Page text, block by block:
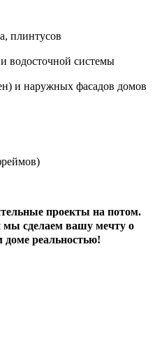
плинтусов
водосточной системы
и наружных фасадов домов
проекты на потом.
мы сделаем вашу мечту о
реальностью!